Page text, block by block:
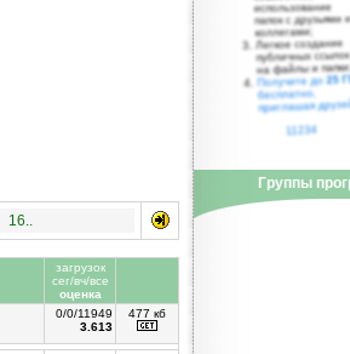
16..
загрузок
сег/вч/все
оценка
0/0/11949
3.613
477 кб
использование
папок с друзьями и
коллегами;
Легкое создание
публичных ссылок
на файлы и папки;
Получите до25
бесплатно,
приглашая
11234
Группы